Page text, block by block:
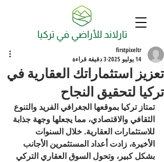
تارلاند للأراضي في تركيا
تعزيز استثماراتك العقارية في
تركيا لتحقيق النجاح
firstpixeltr
14 يوليو 2025
3 دقيقة قراءة
تمتاز تركيا بموقعها الجغرافي الفريد والتنوع
الثقافي والاقتصادي، مما يجعلها وجهة جذابة
للاستثمارات العقارية. خلال السنوات
الأخيرة، زادت أعداد المستثمرين الأجانب
بشكل كبير، وتحول السوق العقاري التركي